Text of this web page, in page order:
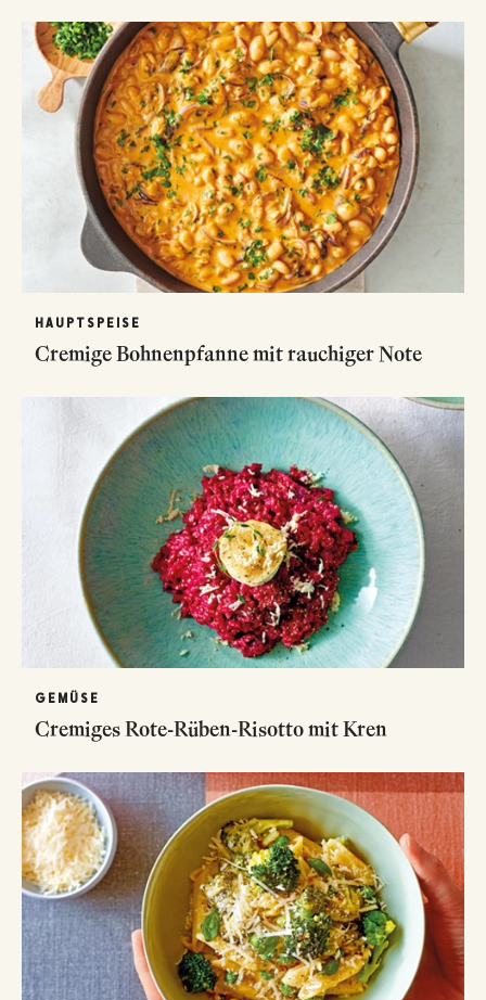
HAUPTSPEISE
Cremige Bohnenpfanne mit rauchiger Note
GEMÜSE
Cremiges Rote-Rüben-Risotto mit Kren